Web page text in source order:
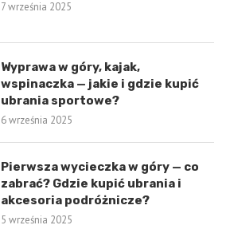
7 września 2025
Wyprawa w góry, kajak,
wspinaczka — jakie i gdzie kupić
ubrania sportowe?
6 września 2025
Pierwsza wycieczka w góry — co
zabrać? Gdzie kupić ubrania i
akcesoria podróżnicze?
5 września 2025